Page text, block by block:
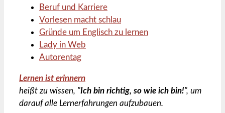
Beruf und Karriere
Vorlesen macht schlau
Gründe um Englisch zu lernen
Lady in Web
Autorentag
Lernen ist erinnern
heißt zu wissen, "Ich bin richtig, so wie ich bin!", um
darauf alle Lernerfahrungen aufzubauen.